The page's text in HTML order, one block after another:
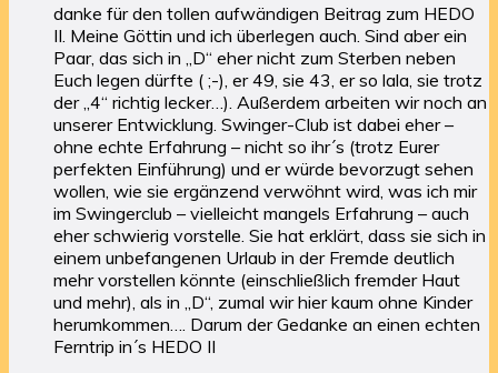
danke für den tollen aufwändigen Beitrag zum HEDO
II. Meine Göttin und ich überlegen auch. Sind aber ein
Paar, das sich in „D“ eher nicht zum Sterben neben
Euch legen dürfte ( ;-), er 49, sie 43, er so lala, sie trotz
der „4“ richtig lecker…). Außerdem arbeiten wir noch an
unserer Entwicklung. Swinger-Club ist dabei eher –
ohne echte Erfahrung – nicht so ihr´s (trotz Eurer
perfekten Einführung) und er würde bevorzugt sehen
wollen, wie sie ergänzend verwöhnt wird, was ich mir
im Swingerclub – vielleicht mangels Erfahrung – auch
eher schwierig vorstelle. Sie hat erklärt, dass sie sich in
einem unbefangenen Urlaub in der Fremde deutlich
mehr vorstellen könnte (einschließlich fremder Haut
und mehr), als in „D“, zumal wir hier kaum ohne Kinder
herumkommen…. Darum der Gedanke an einen echten
Ferntrip in´s HEDO II